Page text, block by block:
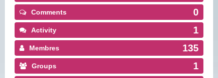
Comments 0
Activity 1
Membres 135
Groups 1